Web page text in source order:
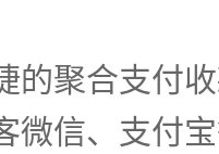
的聚合支付
微信、支付